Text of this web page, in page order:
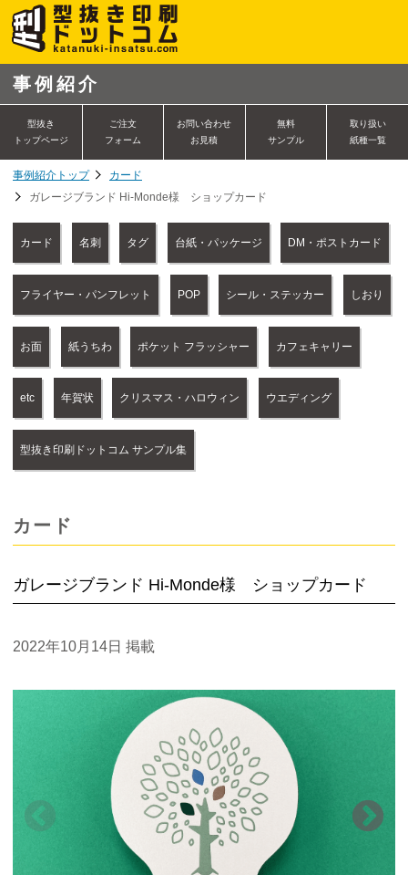
事例紹介
型抜き
トップページ
ご注文
フォーム
お問い合わせ
お見積
無料
サンプル
取り扱い
紙種一覧
事例紹介トップ
カード
ガレージブランド Hi-Monde様 ショップカード
カード 名刺 タグ 台紙・パッケージ DM・ポストカード
フライヤー・パンフレット POP シール・ステッカー しおり
お面 紙うちわ ポケット フラッシャー カフェキャリー
etc 年賀状 クリスマス・ハロウィン ウエディング
型抜き印刷ドットコム サンプル集
カード
ガレージブランド Hi-Monde様 ショップカード
2022年10月14日 掲載